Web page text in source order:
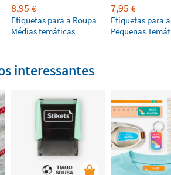
8,95 €
Etiquetas para a Roupa
Médias temáticas
7,95 €
Etiquetas para
Pequenas
interessantes